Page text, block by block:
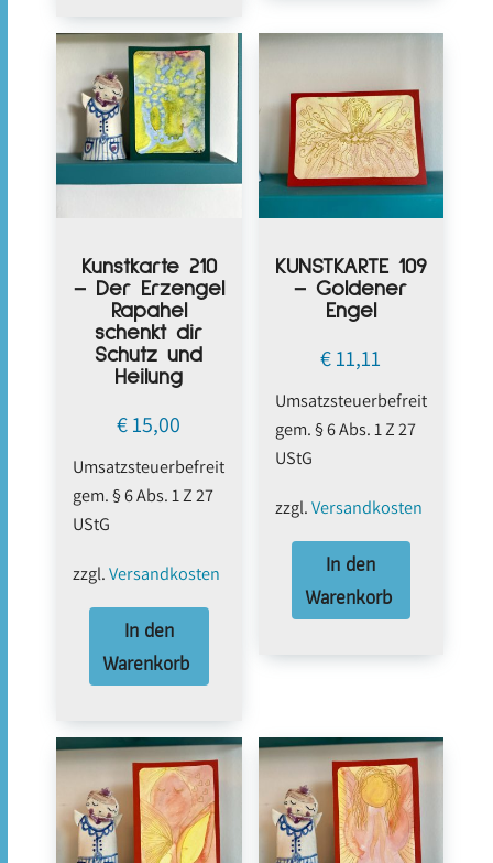
Kunstkarte 210
– Der Erzengel
Rapahel
schenkt dir
Schutz und
Heilung
€15,00
Umsatzsteuerbefreit
gem. § 6 Abs. 1 Z 27
UStG
zzgl.Versandkosten
In den
Warenkorb
KUNSTKARTE 109
– Goldener
Engel
€11,11
Umsatzsteuerbefreit
gem. § 6 Abs. 1 Z 27
UStG
zzgl.Versandkosten
In den
Warenkorb